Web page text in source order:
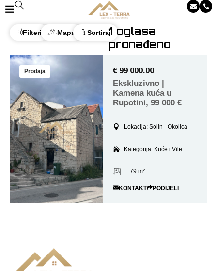
Filteri Mapa Sortiraj1 oglasa
pronađeno
Prodaja € 99 000.00
Ekskluzivno |
Kamena kuća u
Rupotini, 99 000 €
Lokacija: Solin - Okolica
Kategorija: Kuće i Vile
79 m²
KONTAKT PODIJELI